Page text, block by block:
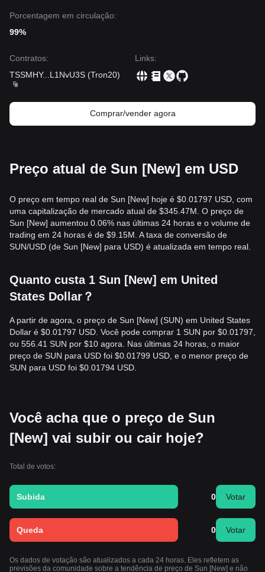
Porcentagem em circulação:
99%
Contratos:
TSSMHY... L1NvU3S (Tron20)
Links:
Comprar/vender agora
Preço atual de Sun [New] em USD
O preço em tempo real de Sun [New] hoje é $0.01797 USD, com
uma capitalização de mercado atual de $345.47M. O preço de
Sun [New] aumentou 0.06% nas últimas 24 horas e o volume de
trading em 24 horas é de $9.15M. A taxa de conversão de
SUN/USD (de Sun [New] para USD) é atualizada em tempo real.
Quanto custa 1 Sun [New] em United
States Dollar？
A partir de agora, o preço de Sun [New] (SUN) em United States
Dollar é $0.01797 USD. Você pode comprar 1 SUN por $0.01797,
ou 556.41 SUN por $10 agora. Nas últimas 24 horas, o maior
preço de SUN para USD foi $0.01799 USD, e o menor preço de
SUN para USD foi $0.01794 USD.
Você acha que o preço de Sun
[New] vai subir ou cair hoje?
Total de votos:
Subida 0 Votar
Queda 0 Votar
Os dados de votação são atualizados a cada 24 horas. Eles refletem as
previsões da comunidade sobre a tendência de preço de Sun [New] e não